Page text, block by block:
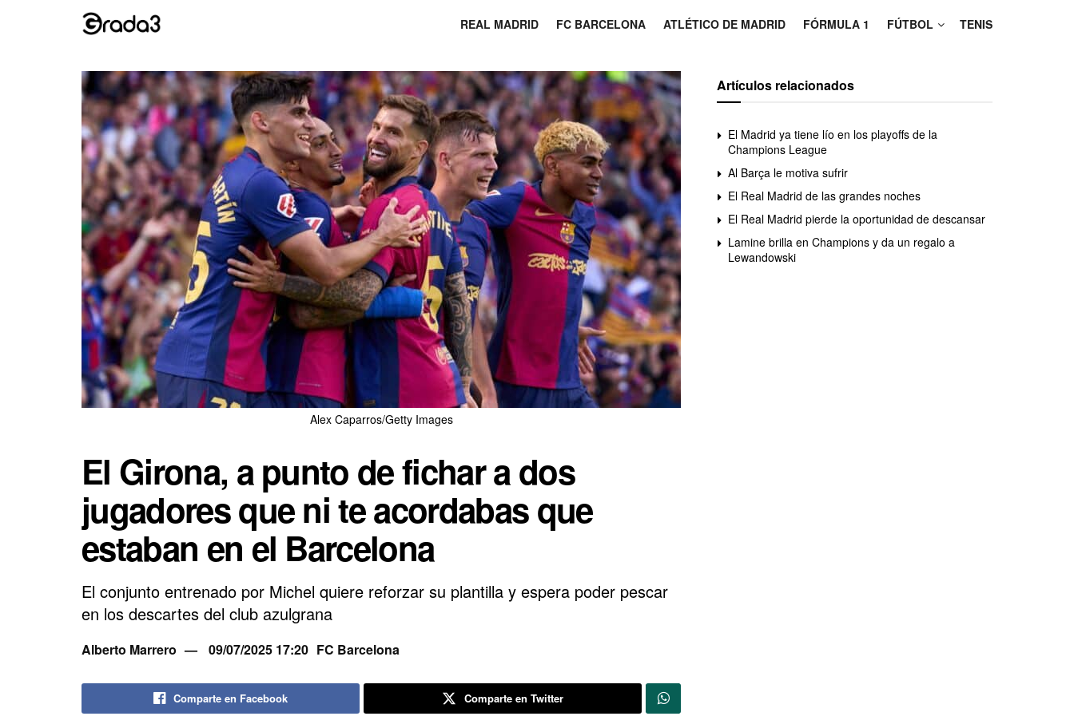
REAL MADRID FC BARCELONA ATLÉTICO DE MADRID FÓRMULA 1 FÚTBOL TENIS
Alex Caparros/Getty Images
El Girona, a punto de fichar a dos
jugadores que ni te acordabas que
estaban en el Barcelona
El conjunto entrenado por Michel quiere reforzar su plantilla y espera poder pescar
en los descartes del club azulgrana
Alberto Marrero 09/07/2025 17:20 FC Barcelona
Comparte en Facebook Comparte en Twitter
Artículos relacionados
El Madrid ya tiene lío en los playoffs de la
Champions League
Al Barça le motiva sufrir
El Real Madrid de las grandes noches
El Real Madrid pierde la oportunidad de descansar
Lamine brilla en Champions y da un regalo a
Lewandowski